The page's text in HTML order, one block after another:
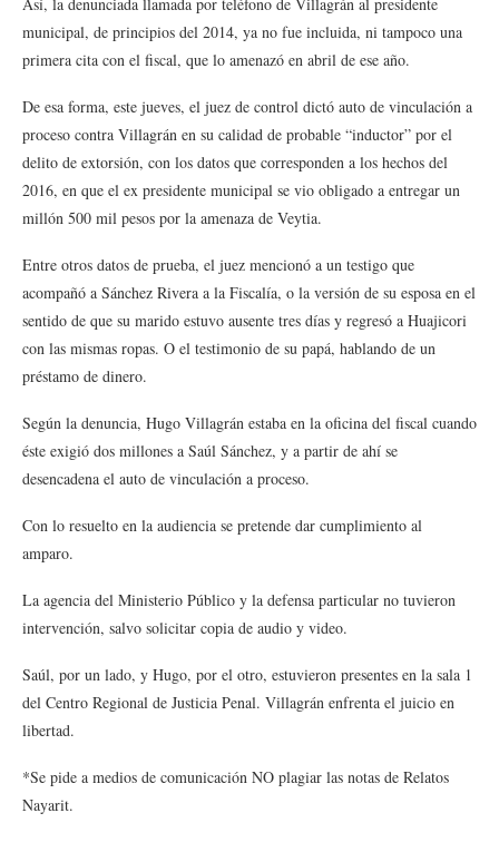
municipal, de principios del 2014, ya no fue incluida, ni tampoco una
primera cita con el fiscal, que lo amenazó en abril de ese año.
De esa forma, este jueves, el juez de control dictó auto de vinculación a
proceso contra Villagrán en su calidad de probable “inductor” por el
delito de extorsión, con los datos que corresponden a los hechos del
2016, en que el ex presidente municipal se vio obligado a entregar un
millón 500 mil pesos por la amenaza de Veytia.
Entre otros datos de prueba, el juez mencionó a un testigo que
acompañó a Sánchez Rivera a la Fiscalía, o la versión de su esposa en el
sentido de que su marido estuvo ausente tres días y regresó a Huajicori
con las mismas ropas. O el testimonio de su papá, hablando de un
préstamo de dinero.
Según la denuncia, Hugo Villagrán estaba en la oficina del fiscal cuando
éste exigió dos millones a Saúl Sánchez, y a partir de ahí se
desencadena el auto de vinculación a proceso.
Con lo resuelto en la audiencia se pretende dar cumplimiento al
amparo.
La agencia del Ministerio Público y la defensa particular no tuvieron
intervención, salvo solicitar copia de audio y video.
Saúl, por un lado, y Hugo, por el otro, estuvieron presentes en la sala 1
del Centro Regional de Justicia Penal. Villagrán enfrenta el juicio en
libertad.
*Se pide a medios de comunicación NO plagiar las notas de Relatos
Nayarit.